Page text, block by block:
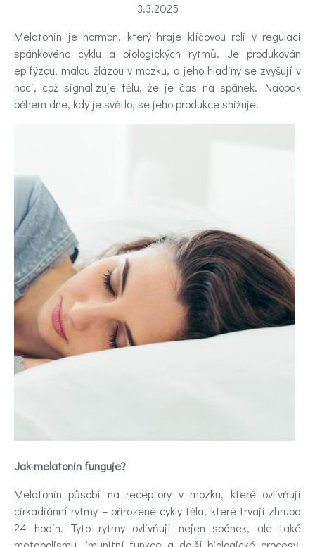
Poradna
a
chat
nálady
Hledáte
účinnou
pomoc
Videa
Kontakt
3.3.2025
Melatonin je hormon, který hraje klíčovou roli v regulaci
spánkového cyklu a biologických rytmů. Je produkován
epifýzou, malou žlázou v mozku, a jeho hladiny se zvyšují v
noci, což signalizuje tělu, že je čas na spánek. Naopak
během dne, kdy je světlo, se jeho produkce snižuje.
Jak melatonin funguje?
Melatonin působí na receptory v mozku, které ovlivňují
cirkadiánní rytmy – přirozené cykly těla, které trvají zhruba
24 hodin. Tyto rytmy ovlivňují nejen spánek, ale také